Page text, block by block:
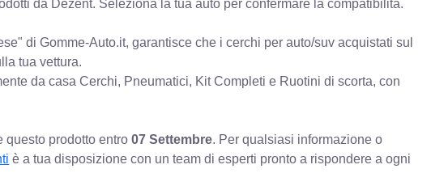
da Dezent. Seleziona la tua auto per confermare la compatibilità.
di Gomme-Auto.it, garantisce che i cerchi per auto/suv acquistati sul
tua vettura.
da casa Cerchi, Pneumatici, Kit Completi e Ruotini di scorta, con
questo prodotto entro07 Settembre. Per qualsiasi informazione o
è a tua disposizione con un team di esperti pronto a rispondere a ogni